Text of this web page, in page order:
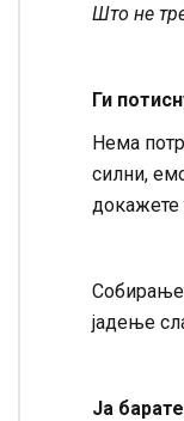
Што не
Ги
Нема
силни,
докажете
јадење
Ја